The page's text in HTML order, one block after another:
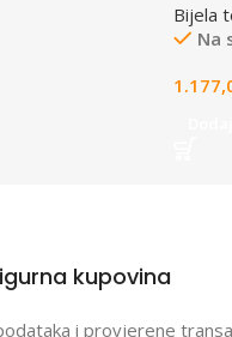
Old:
Bijela
Na
kupovina
i provjerene